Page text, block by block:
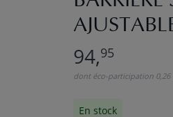
94,95
dont éco-participation 0,26
En stock